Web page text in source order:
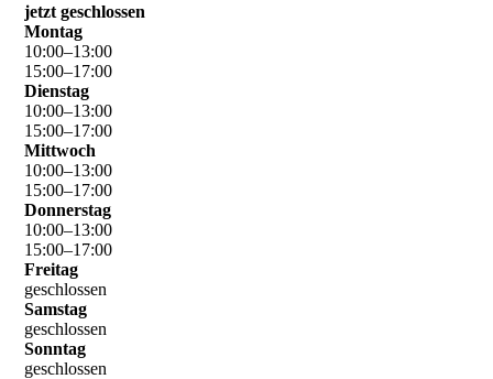
jetzt geschlossen
Montag
10:00–13:00
15:00–17:00
Dienstag
10:00–13:00
15:00–17:00
Mittwoch
10:00–13:00
15:00–17:00
Donnerstag
10:00–13:00
15:00–17:00
Freitag
geschlossen
Samstag
geschlossen
Sonntag
geschlossen